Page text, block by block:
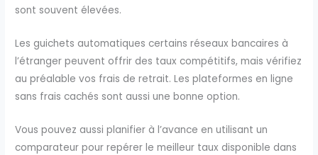
sont souvent élevées.
Les guichets automatiques certains réseaux bancaires à
l’étranger peuvent offrir des taux compétitifs, mais vérifiez
au préalable vos frais de retrait. Les plateformes en ligne
sans frais cachés sont aussi une bonne option.
Vous pouvez aussi planifier à l’avance en utilisant un
comparateur pour repérer le meilleur taux disponible dans